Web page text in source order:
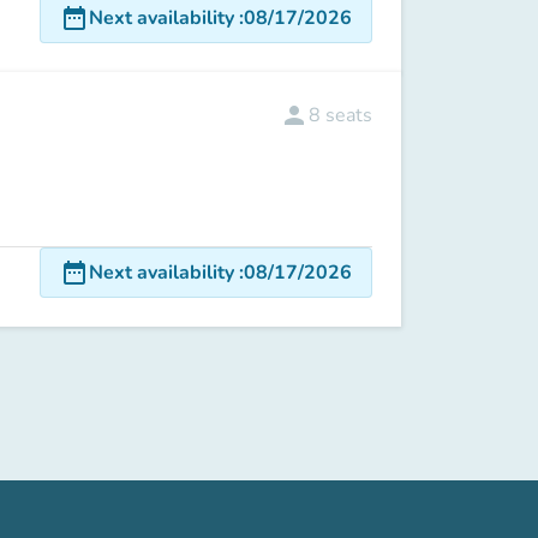
date_rangeNext availability:08/17/2026
person 8 seats
date_rangeNext availability:08/17/2026